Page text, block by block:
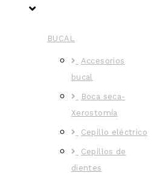
BUCAL
Accesorios
bucal
Boca seca-
Xerostomía
Cepillo eléctrico
Cepillos de
dientes